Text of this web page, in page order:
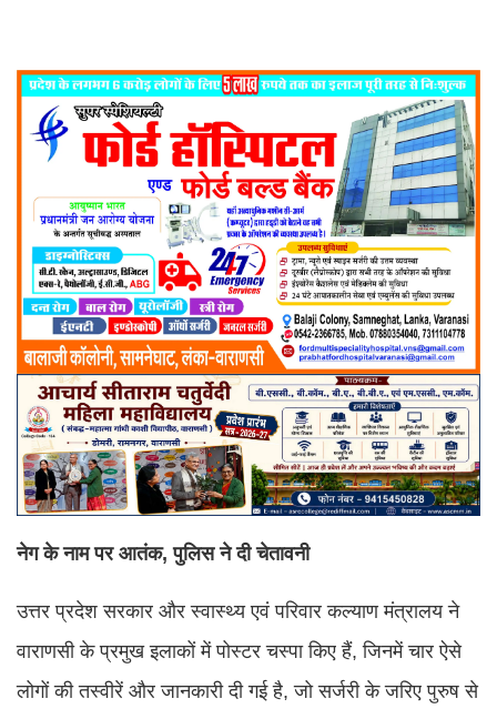
नेग के नाम पर आतंक, पुलिस ने दी चेतावनी
उत्तर प्रदेश सरकार और स्वास्थ्य एवं परिवार कल्याण मंत्रालय ने
वाराणसी के प्रमुख इलाकों में पोस्टर चस्पा किए हैं, जिनमें चार ऐसे
लोगों की तस्वीरें और जानकारी दी गई है, जो सर्जरी के जरिए पुरुष से